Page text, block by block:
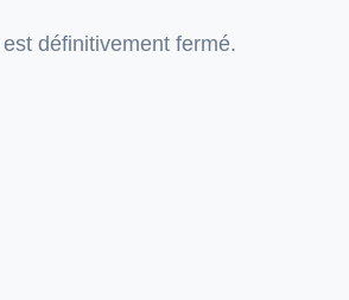
définitivement fermé.